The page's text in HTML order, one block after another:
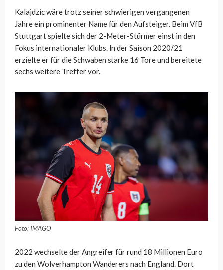
Kalajdzic wäre trotz seiner schwierigen vergangenen
Jahre ein prominenter Name für den Aufsteiger. Beim VfB
Stuttgart spielte sich der 2-Meter-Stürmer einst in den
Fokus internationaler Klubs. In der Saison 2020/21
erzielte er für die Schwaben starke 16 Tore und bereitete
sechs weitere Treffer vor.
Foto: IMAGO
2022 wechselte der Angreifer für rund 18 Millionen Euro
zu den Wolverhampton Wanderers nach England. Dort